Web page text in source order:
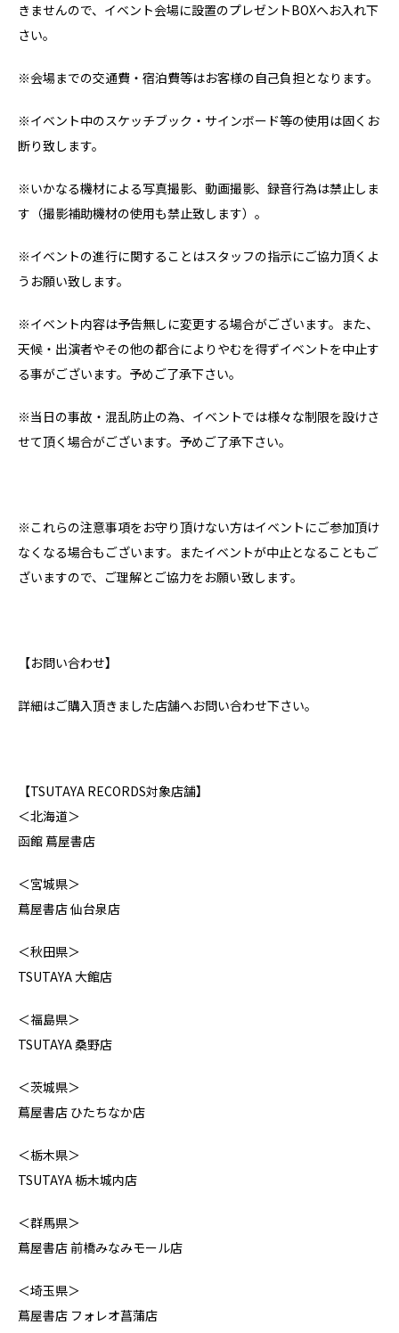
きませんので、イベント会場に設置のプレゼントBOXへお入れ下
さい。
※会場までの交通費・宿泊費等はお客様の自己負担となります。
※イベント中のスケッチブック・サインボード等の使用は固くお
断り致します。
※いかなる機材による写真撮影、動画撮影、録音行為は禁止しま
す（撮影補助機材の使用も禁止致します）。
※イベントの進行に関することはスタッフの指示にご協力頂くよ
うお願い致します。
※イベント内容は予告無しに変更する場合がございます。また、
天候・出演者やその他の都合によりやむを得ずイベントを中止す
る事がございます。予めご了承下さい。
※当日の事故・混乱防止の為、イベントでは様々な制限を設けさ
せて頂く場合がございます。予めご了承下さい。
※これらの注意事項をお守り頂けない方はイベントにご参加頂け
なくなる場合もございます。またイベントが中止となることもご
ざいますので、ご理解とご協力をお願い致します。
【お問い合わせ】
詳細はご購入頂きました店舗へお問い合わせ下さい。
【TSUTAYA RECORDS対象店舗】
＜北海道＞
函館 蔦屋書店
＜宮城県＞
蔦屋書店 仙台泉店
＜秋田県＞
TSUTAYA 大館店
＜福島県＞
TSUTAYA 桑野店
＜茨城県＞
蔦屋書店 ひたちなか店
＜栃木県＞
TSUTAYA 栃木城内店
＜群馬県＞
蔦屋書店 前橋みなみモール店
＜埼玉県＞
蔦屋書店 フォレオ菖蒲店